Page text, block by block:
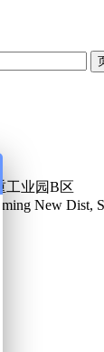
工业园B区
New Dist,